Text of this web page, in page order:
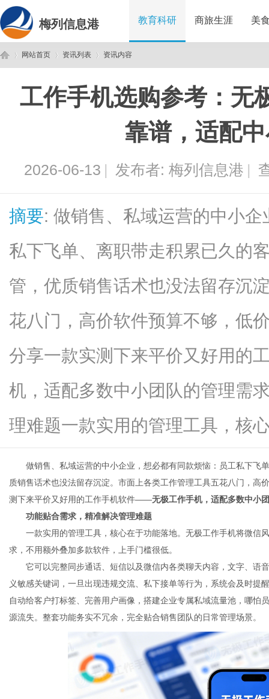
梅列信息港 教育科研 商旅生涯 美
网站首页 资讯列表 资讯内容
工作手机选购参考：无
靠谱，适配
2026-06-13 | 发布者: 梅列信息港 |
摘要: 做销售、私域运营的中小
私下飞单、离职带走积累已久的
管，优质销售话术也没法留存沉
花八门，高价软件预算不够，低
分享一款实测下来平价又好用
机，适配多数中小团队的管理需
理难题一款实用的管理工具，核
做销售、私域运营的中小企业，想必都有同款烦恼：员工私下飞
质销售话术也没法留存沉淀。市面上各类工作管理工具五花八门，高
测下来平价又好用的工作手机软件——无极工作手机，适配多数中小
功能贴合需求，精准解决管理难题
一款实用的管理工具，核心在于功能落地。无极工作手机将微信
求，不用额外叠加多款软件，上手门槛很低。
它可以完整同步通话、短信以及微信内各类聊天内容，文字、语
义敏感关键词，一旦出现违规交流、私下接单等行为，系统会及时
自动给客户打标签、完善用户画像，搭建企业专属私域流量池，哪怕
源流失。整套功能务实不冗余，完全贴合销售团队的日常管理场景。